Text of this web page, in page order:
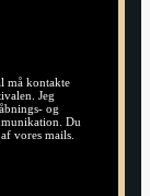
må kontakte
Jeg
og
Du
vores mails.